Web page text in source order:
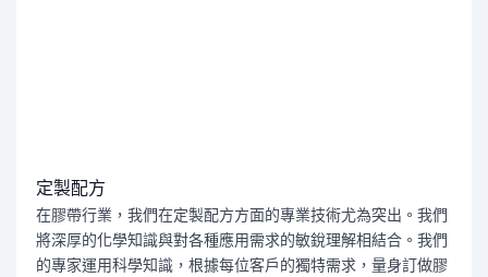
定製配方
在膠帶行業，我們在定製配方方面的專業技術尤為突出。我們
將深厚的化學知識與對各種應用需求的敏銳理解相結合。我們
的專家運用科學知識，根據每位客戶的獨特需求，量身訂做膠